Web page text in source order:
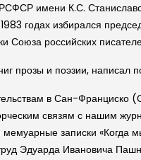
имени К.С.
годах избирался
Союза российских
прозы и поэзии, написал
в Сан-
связям с нашим
записки «Когда
Эдуарда Ивановича